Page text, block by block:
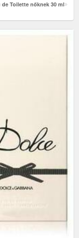
Toilette nőknek 30 ml